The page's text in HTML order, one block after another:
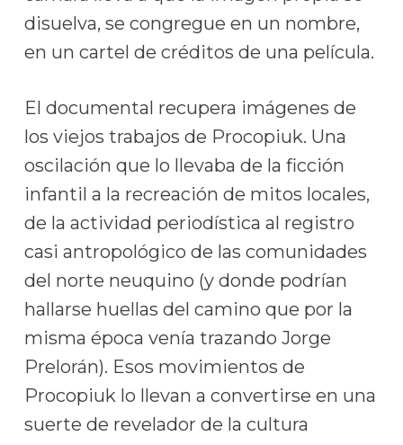
disuelva, se congregue en un nombre,
en un cartel de créditos de una película.
El documental recupera imágenes de
los viejos trabajos de Procopiuk. Una
oscilación que lo llevaba de la ficción
infantil a la recreación de mitos locales,
de la actividad periodística al registro
casi antropológico de las comunidades
del norte neuquino (y donde podrían
hallarse huellas del camino que por la
misma época venía trazando Jorge
Prelorán). Esos movimientos de
Procopiuk lo llevan a convertirse en una
suerte de revelador de la cultura